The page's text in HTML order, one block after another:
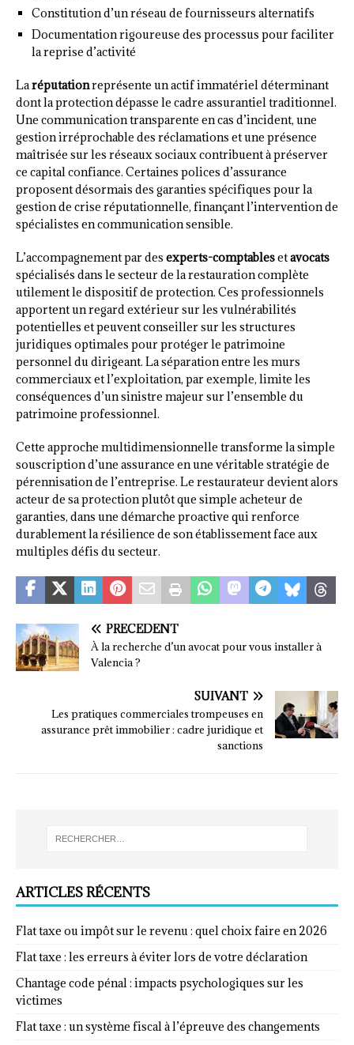
Constitution d’un réseau de fournisseurs alternatifs
Documentation rigoureuse des processus pour faciliter
la reprise d’activité
Laréputationreprésente un actif immatériel déterminant
dont la protection dépasse le cadre assurantiel traditionnel.
Une communication transparente en cas d’incident, une
gestion irréprochable des réclamations et une présence
maîtrisée sur les réseaux sociaux contribuent à préserver
ce capital confiance. Certaines polices d’assurance
proposent désormais des garanties spécifiques pour la
gestion de crise réputationnelle, finançant l’intervention de
spécialistes en communication sensible.
L’accompagnement par des experts-comptablesetavocats
spécialisés dans le secteur de la restauration complète
utilement le dispositif de protection. Ces professionnels
apportent un regard extérieur sur les vulnérabilités
potentielles et peuvent conseiller sur les structures
juridiques optimales pour protéger le patrimoine
personnel du dirigeant. La séparation entre les murs
commerciaux et l’exploitation, par exemple, limite les
conséquences d’un sinistre majeur sur l’ensemble du
patrimoine professionnel.
Cette approche multidimensionnelle transforme la simple
souscription d’une assurance en une véritable stratégie de
pérennisation de l’entreprise. Le restaurateur devient alors
acteur de sa protection plutôt que simple acheteur de
garanties, dans une démarche proactive qui renforce
durablement la résilience de son établissement face aux
multiples défis du secteur.
PRÉCÉDENT
À la recherche d’un avocat pour vous installer à
Valencia ?
SUIVANT
Les pratiques commerciales trompeuses en
assurance prêt immobilier : cadre juridique et
sanctions
ARTICLES RÉCENTS
Flat taxe ou impôt sur le revenu : quel choix faire en 2026
Flat taxe : les erreurs à éviter lors de votre déclaration
Chantage code pénal : impacts psychologiques sur les
victimes
Flat taxe : un système fiscal à l’épreuve des changements